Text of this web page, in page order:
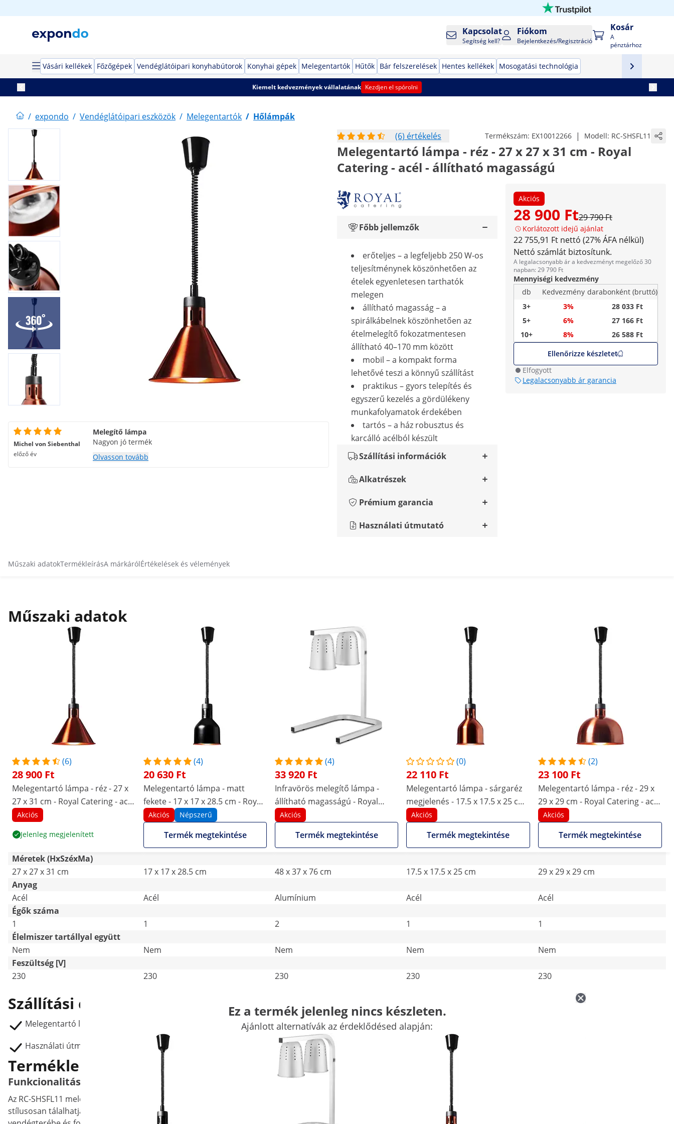
Kapcsolat
Segítség kell?
Fiókom
Bejelentkezés/Regisztráció
Kosár
A
pénztárhoz
Vásári kellékek Főzőgépek Vendéglátóipari konyhabútorok Konyhai gépek Melegentartók Hűtők Bár felszerelések Hentes kellékek Mosogatási technológia
Kiemelt kedvezmények vállalatának Kezdjen el spórolni
/ expondo / Vendéglátóipari eszközök / Melegentartók / Hőlámpák
(6) értékelés
Termékszám: EX10012266 | Modell: RC-SHSFL11
Melegentartó lámpa - réz - 27 x 27 x 31 cm - Royal
Catering - acél - állítható magasságú
Akciós
28 900 Ft29 790 Ft
Korlátozott idejű ajánlat
22 755,91 Ft nettó (27% ÁFA nélkül)
Nettó számlát biztosítunk.
A legalacsonyabb ár a kedvezményt megelőző 30
napban: 29 790 Ft
Mennyiségi kedvezmény
db
Kedvezmény darabonként (bruttó)
3+
3%
28 033 Ft
5+
6%
27 166 Ft
10+
8%
26 588 Ft
Ellenőrizze készletet
Elfogyott
Legalacsonyabb ár garancia
Főbb jellemzők
erőteljes – a legfeljebb 250 W-os
teljesítménynek köszönhetően az
ételek egyenletesen tarthatók
melegen
állítható magasság – a
spirálkábelnek köszönhetően az
ételmelegítő fokozatmentesen
állítható 40–170 mm között
mobil – a kompakt forma
lehetővé teszi a könnyű szállítást
praktikus – gyors telepítés és
egyszerű kezelés a gördülékeny
munkafolyamatok érdekében
tartós – a ház robusztus és
karcálló acélból készült
Szállítási információk
Alkatrészek
Prémium garancia
Használati útmutató
Michel von Siebenthal
előző év
Melegítő lámpa
Nagyon jó termék
Olvasson tovább
Műszaki adatokTermékleírásA márkárólÉrtékelések és vélemények
Műszaki adatok
(6)
28 900 Ft
Melegentartó lámpa - réz - 27 x
27 x 31 cm - Royal Catering - acél
- állítható magasságú
Akciós
Jelenleg megjelenített
(4)
20 630 Ft
Melegentartó lámpa - matt
fekete - 17 x 17 x 28.5 cm - Royal
Catering - acél - állítható
magasságú
Akciós Népszerű
Termék megtekintése
(4)
33 920 Ft
Infravörös melegítő lámpa -
állítható magasságú - Royal
Akciós
Termék megtekintése
(0)
22 110 Ft
Melegentartó lámpa - sárgaréz
megjelenés - 17.5 x 17.5 x 25 cm -
Royal Catering - acél - állítható
magasságú
Akciós
Termék megtekintése
(2)
23 100 Ft
Melegentartó lámpa - réz - 29 x
29 x 29 cm - Royal Catering - acél
- állítható magasságú
Akciós
Termék megtekintése
Méretek (HxSzéxMa)
27 x 27 x 31 cm
17 x 17 x 28.5 cm 48 x 37 x 76 cm 17.5 x 17.5 x 25 cm
29 x 29 x 29 cm
Anyag
Acél
Acél Alumínium Acél
Acél
Égők száma
1
1 2 1
1
Élelmiszer tartállyal együtt
Nem
Nem Nem Nem
Nem
Feszültség [V]
230
230 230 230
230
Szállítási csomag
Melegentartó lámpa RC-SHSFL11
Használati útmutató
Ez a termék jelenleg nincs készleten.
Ajánlott alternatívák az érdeklődésed alapján:
Termékleírás
Funkcionalitás és design: függő melegentartó lámpa acélból
Az RC-SHSFL11 melegentartó lámpával a Royal Catering-től megbízhatóan tarthatja melegen az ételeket, és
stílusosan tálalhatja a büfékínálatot. Az elegáns kialakítású étel melegentartó kiválóan alkalmas éttermek